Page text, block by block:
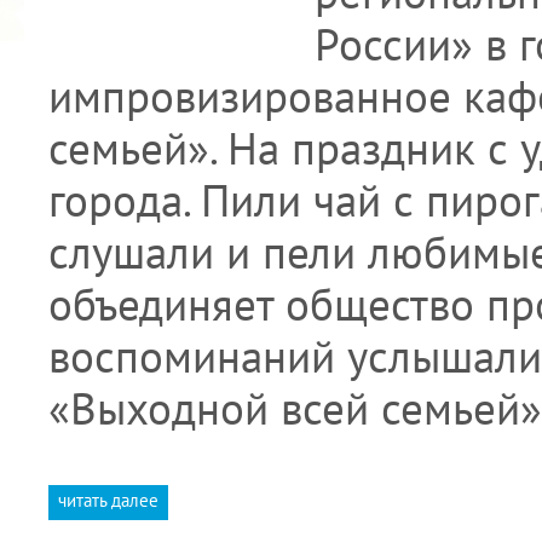
России» в
импровизированное
семьей». На праздник с
города. Пили чай с
слушали и пели
объединяет общество
воспоминаний
«Выходной всей
читать далее